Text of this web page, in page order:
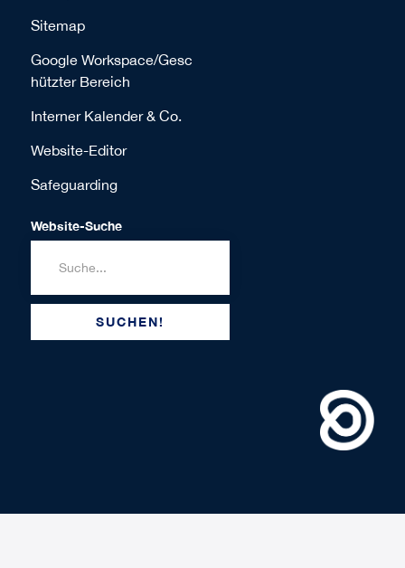
Sitemap
Google Workspace/Gesc
hützter Bereich
Interner Kalender & Co.
Website-Editor
Safeguarding
Website-Suche